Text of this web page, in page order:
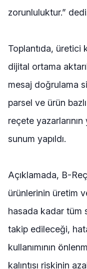
zorunluluktur.”
Toplantıda, üretici
dijital ortama
mesaj doğrulama
parsel ve ürün
reçete
sunum yapıldı.
Açıklamada, B-
ürünlerinin üretim
hasada kadar tüm
takip edileceği,
kullanımının
kalıntısı riskinin